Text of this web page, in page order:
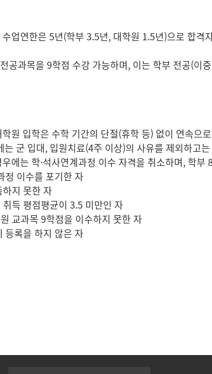
업연한은 5년(학부 3.5년, 대학원 1.5년)으로 합격
공과목을 9학점 수강 가능하며, 이는 학부 전공(이
원 입학은 수학 기간의 단절(휴학 등) 없이 연속으
군 입대, 입원치료(4주 이상)의 사유를 제외하고
에는 학·석사연계과정 이수 자격을 취소하며, 학부
정 이수를 포기한 자
지 못한 자
득 평점평균이 3.5 미만인 자
교과목 9학점을 이수하지 못한 자
등록을 하지 않은 자